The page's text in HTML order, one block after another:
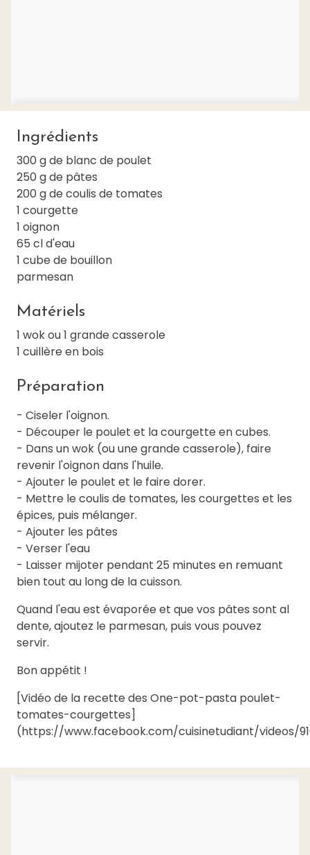
Ingrédients
300 g de blanc de poulet
250 g de pâtes
200 g de coulis de tomates
1 courgette
1 oignon
65 cl d'eau
1 cube de bouillon
parmesan
Matériels
1 wok ou 1 grande casserole
1 cuillère en bois
Préparation
- Ciseler l'oignon.
- Découper le poulet et la courgette en cubes.
- Dans un wok (ou une grande casserole), faire
revenir l'oignon dans l'huile.
- Ajouter le poulet et le faire dorer.
- Mettre le coulis de tomates, les courgettes et les
épices, puis mélanger.
- Ajouter les pâtes
- Verser l'eau
- Laisser mijoter pendant 25 minutes en remuant
bien tout au long de la cuisson.
Quand l'eau est évaporée et que vos pâtes sont al
dente, ajoutez le parmesan, puis vous pouvez
servir.
Bon appétit !
[Vidéo de la recette des One-pot-pasta poulet-
tomates-courgettes]
(https://www.facebook.com/cuisinetudiant/videos/